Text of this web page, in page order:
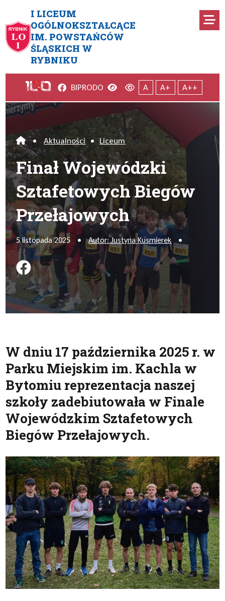
I LICEUM
OGÓLNOKSZTAŁCĄCE
IM. POWSTAŃCÓW
ŚLĄSKICH W
RYBNIKU
Finał Wojewódzki
Facebook
BIPRODO Wersja kontrastowa
Wersja domyślna
A A+ A++
Home
• Aktualności • Liceum
Finał Wojewódzki
Sztafetowych Biegów
Przełajowych
5 listopada 2025 • Autor: Justyna Kusmierek •
Podziel się na FB
W dniu 17 października 2025 r. w
Parku Miejskim im. Kachla w
Bytomiu reprezentacja naszej
szkoły zadebiutowała w Finale
Wojewódzkim Sztafetowych
Biegów Przełajowych.